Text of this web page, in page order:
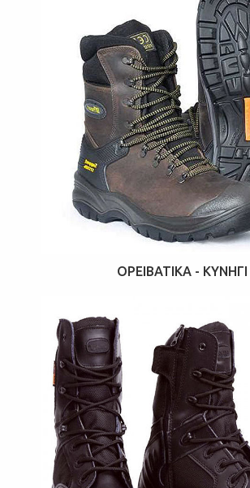
ΟΡΕΙΒΑΤΙΚΆ - ΚΥΝΉΓΙ